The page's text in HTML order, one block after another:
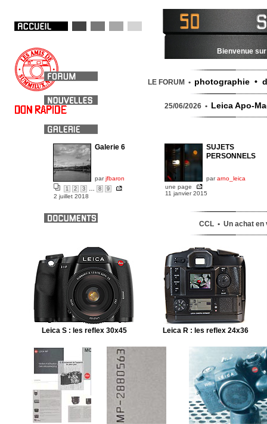
Bienvenue
LE FORUM • photographie •
25/06/2026 • Leica Apo-
Galerie 6
parjfbaron
1 2 3 8 9
2 juillet 2018
SUJETS
PERSONNELS
pararno_leica
une page
11 janvier 2015
CCL • Un achat
Leica S : les reflex 30x45 Leica R : les reflex 24x36